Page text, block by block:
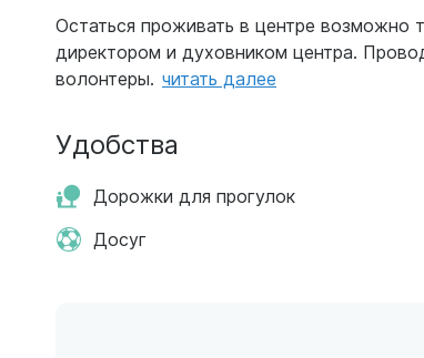
Остаться проживать в центре возможно
директором и духовником центра.
волонтеры. читать далее
Удобства
Дорожки для прогулок
Досуг